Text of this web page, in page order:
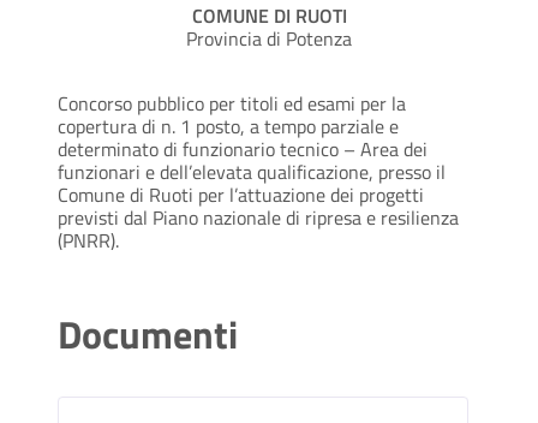
COMUNE DI RUOTI
Provincia di Potenza
Concorso pubblico per titoli ed esami per la
copertura di n. 1 posto, a tempo parziale e
determinato di funzionario tecnico – Area dei
funzionari e dell’elevata qualificazione, presso il
Comune di Ruoti per l’attuazione dei progetti
previsti dal Piano nazionale di ripresa e resilienza
(PNRR).
Documenti